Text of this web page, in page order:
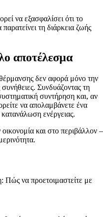
να εξασφαλίσει ότι το
τη διάρκεια ζωής
αποτέλεσμα
δεν αφορά μόνο την
Συνδυάζοντας τη
συντήρηση και, αν
να απολαμβάνετε ένα
ενέργειας.
και στο περιβάλλον –
Πώς να προετοιμαστείτε με